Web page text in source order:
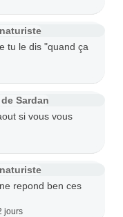
tu le dis "quand ça
Sardan
si vous vous
repond ben ces
jours